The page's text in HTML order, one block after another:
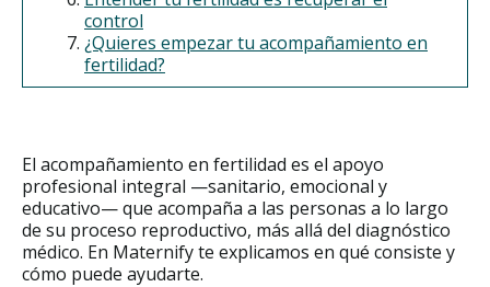
control
¿Quieres empezar tu acompañamiento en
fertilidad?
El acompañamiento en fertilidad es el apoyo
profesional integral —sanitario, emocional y
educativo— que acompaña a las personas a lo largo
de su proceso reproductivo, más allá del diagnóstico
médico. En Maternify te explicamos en qué consiste y
cómo puede ayudarte.